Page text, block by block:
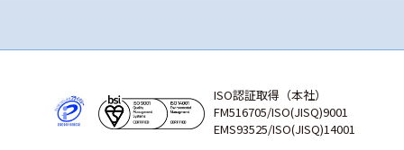
ISO認証取得（本社）
FM516705/ISO(JISQ)9001
EMS93525/ISO(JISQ)14001